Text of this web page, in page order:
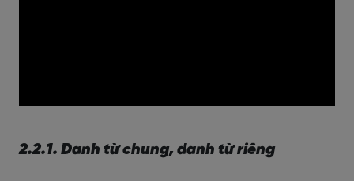
2.2.1. Danh từ chung, danh từ riêng